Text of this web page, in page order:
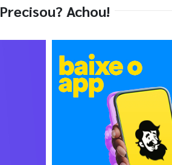
Precisou? Achou!